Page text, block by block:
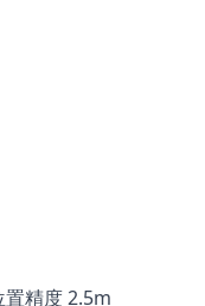
精度 2.5m